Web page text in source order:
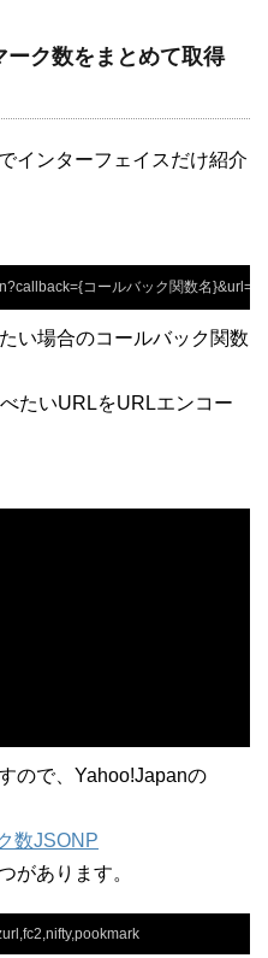
ーク数をまとめて取得
インターフェイスだけ紹介
コールバック関数名
い場合のコールバック関数
たいURLをURLエンコー
ので、Yahoo!Japanの
数JSONP
があります。